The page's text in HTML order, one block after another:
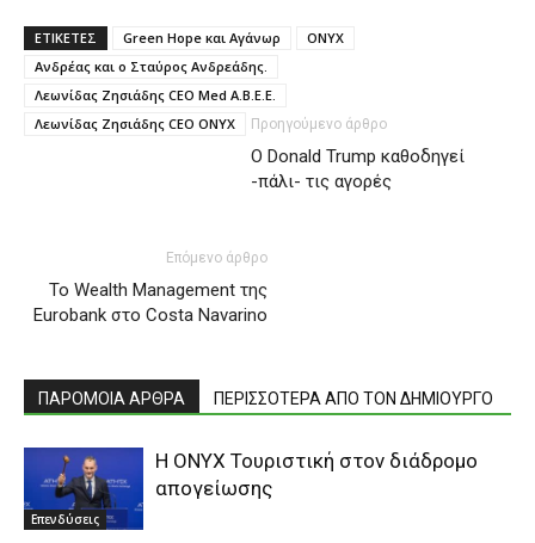
ΕΤΙΚΕΤΕΣ Green Hope και Αγάνωρ
ONYX
Ανδρέας και ο Σταύρος Ανδρεάδης.
Λεωνίδας Ζησιάδης CEO Med Α.Β.Ε.Ε.
Λεωνίδας Ζησιάδης CEO ONYX
Προηγούμενο άρθρο
O Donald Trump καθοδηγεί
-πάλι- τις αγορές
Επόμενο άρθρο
To Wealth Management της
Eurobank στο Costa Navarino
ΠΑΡΟΜΟΙΑ ΑΡΘΡΑ ΠΕΡΙΣΣΟΤΕΡΑ ΑΠΟ ΤΟΝ ΔΗΜΙΟΥΡΓΟ
Επενδύσεις
Η ΟΝΥΧ Τουριστική στον διάδρομο
απογείωσης